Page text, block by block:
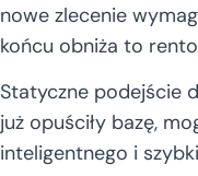
nowe zlecenie
końcu obniża to
Statyczne podejście
już opuściły bazę,
inteligentnego i